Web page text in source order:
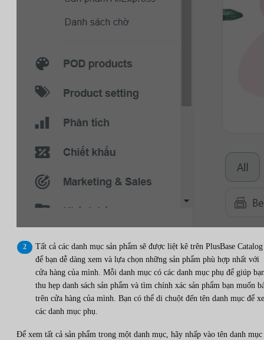
Tất cả các danh mục sản phẩm sẽ được liệt kê trên PlusBase Catalog
để bạn dễ dàng xem và lựa chọn những sản phẩm phù hợp nhất với
cửa hàng của mình. Mỗi danh mục có các danh mục phụ để giúp
thu hẹp danh sách sản phẩm và tìm chính xác sản phẩm bạn muốn
trên cửa hàng của mình. Bạn có thể di chuột đến tên danh mục để
các danh mục phụ.
Để xem tất cả sản phẩm trong một danh mục, hãy nhấp vào tên danh mục